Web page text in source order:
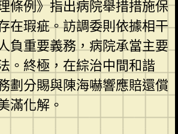
條例》指出病院舉措措施保
在瑕疵。訪調委則依據相干
負重要義務，病院承當主要
。終極，在綜治中間和諧
劃分賜與陳海嚇響應賠還償
滿化解。